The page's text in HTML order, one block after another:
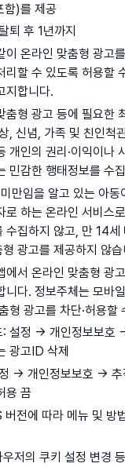
함)를 제공
퇴 후 1년까지
이 온라인 맞춤형 광고
리할 수 있도록 허용할
지합니다.
춤형 광고 등에 필요한
, 신념, 가족 및 친인척
개인의 권리·이익이나
민감한 행태정보를 수
만임을 알고 있는 아동
로 하는 온라인 서비스
수집하지 않고, 만 14세
광고를 제공하지 않습
에서 온라인 맞춤형 광
니다. 정보주체는 모바
형 광고를 차단·허용할
: 설정 -> 개인정보보호
광고ID 삭제
-> 개인정보보호 ->
용 끔
버전에 따라 메뉴 및 방
저의 쿠키 설정 변경